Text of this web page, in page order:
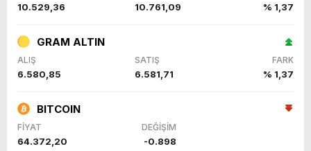
10.529,36 10.761,09 % 1,37
GRAM ALTIN
ALIŞ SATIŞ FARK
6.580,85 6.581,71 % 1,37
BITCOIN
FİYAT DEĞİŞİM
64.372,20 -0.898